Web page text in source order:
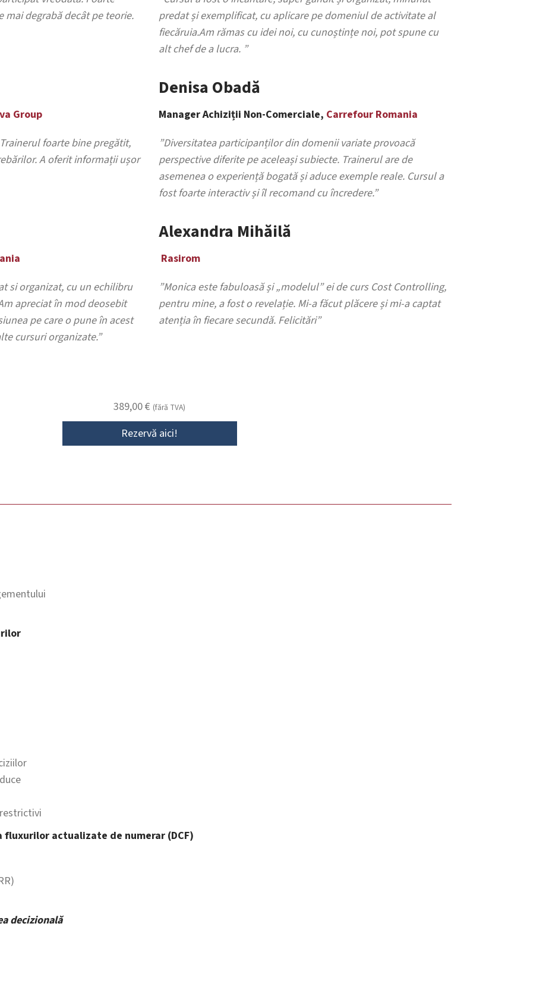
mai degrabă decât pe teorie.
predat și exemplificat, cu aplicare pe domeniul de activitate al
fiecăruia.Am rămas cu idei noi, cu cunoștințe noi, pot spune cu
alt chef de a lucra. ”
Group
foarte bine pregătit,
A oferit informații ușor
Denisa Obadă
Manager Achiziții Non-Comerciale, Carrefour Romania
”Diversitatea participanților din domenii variate provoacă
perspective diferite pe aceleași subiecte. Trainerul are de
asemenea o experiență bogată și aduce exemple reale. Cursul a
fost foarte interactiv și îl recomand cu încredere.”
si organizat, cu un echilibru
apreciat în mod deosebit
pe care o pune în acest
cursuri organizate.”
Alexandra Mihăilă
Rasirom
”Monica este fabuloasă și „modelul” ei de curs Cost Controlling,
pentru mine, a fost o revelație. Mi-a făcut plăcere și mi-a captat
atenția în fiecare secundă. Felicitări”
389,00€ (fără TVA)
Rezervă aici!
actualizate de numerar (DCF)
decizională